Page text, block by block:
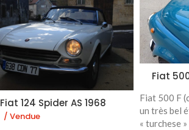
Fiat 124 Spider AS 1968
/ Vendue
Fiat 500
Fiat 500 F
un très bel
« turchese